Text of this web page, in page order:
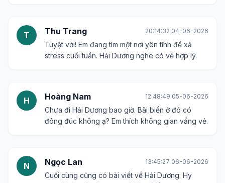
T Thu Trang 20:14:32 04-06-2026
Tuyệt vời! Em đang tìm một nơi yên tĩnh để xả
stress cuối tuần. Hải Dương nghe có vẻ hợp lý.
H Hoàng Nam 12:48:49 05-06-2026
Chưa đi Hải Dương bao giờ. Bãi biển ở đó có
đông đúc không ạ? Em thích không gian vắng vẻ.
N Ngọc Lan 13:45:27 06-06-2026
Cuối cùng cũng có bài viết về Hải Dương. Hy